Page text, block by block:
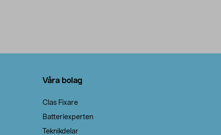
Våra bolag
Clas Fixare
Batteriexperten
Teknikdelar